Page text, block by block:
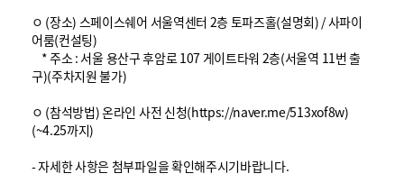
ㅇ (장소) 스페이스쉐어 서울역센터 2층 토파즈홀(설명회) / 사파이
어룸(컨설팅)
* 주소 : 서울 용산구 후암로 107 게이트타워 2층(서울역 11번 출
구)(주차지원 불가)
ㅇ (참석방법) 온라인 사전 신청(https://naver.me/513xof8w)
(~4.25까지)
- 자세한 사항은 첨부파일을 확인해주시기바랍니다.